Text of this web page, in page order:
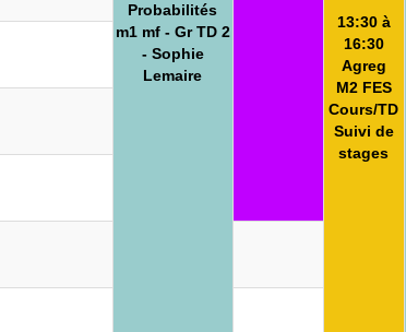
Probabilités
m1 mf - Gr TD 2
- Sophie
Lemaire
13:30 à
16:30
Agreg
M2 FES
Cours/TD
Suivi de
stages